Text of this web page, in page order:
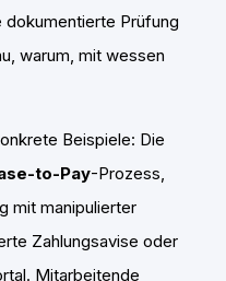
Prüfung
warum, mit wessen
Beispiele: Die
to-Pay-Prozess,
mit manipulierter
Zahlungsavise oder
Mitarbeitende